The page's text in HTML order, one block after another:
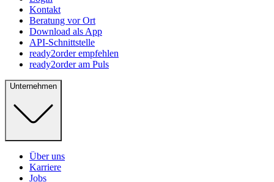
Kontakt
Beratung vor Ort
Download als App
API-Schnittstelle
ready2order empfehlen
ready2order am Puls
Unternehmen
Über uns
Karriere
Jobs